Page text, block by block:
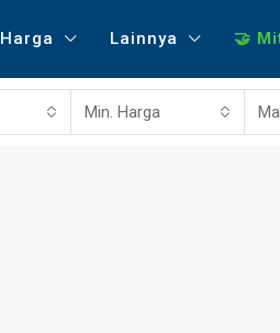
Harga Lainnya 🤝
Min. Harga